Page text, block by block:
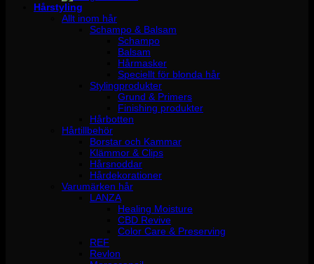
Hårstyling
Allt inom hår
Schampo & Balsam
Schampo
Balsam
Hårmasker
Speciellt för blonda hår
Stylingprodukter
Grund & Primers
Finishing produkter
Hårbotten
Hårtillbehör
Borstar och Kammar
Klämmor & Clips
Hårsnoddar
Hårdekorationer
Varumärken hår
LANZA
Healing Moisture
CBD Revive
Color Care & Preserving
REF
Revlon